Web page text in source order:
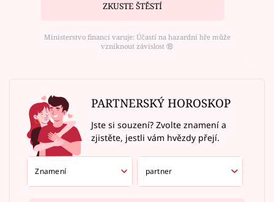
ZKUSTE ŠTĚSTÍ
Ministerstvo financí varuje: Účastí na hazardní hře může
vzniknout závislost ⑱
PARTNERSKÝ HOROSKOP
Jste si souzení? Zvolte znamení a
zjistěte, jestli vám hvězdy přejí.